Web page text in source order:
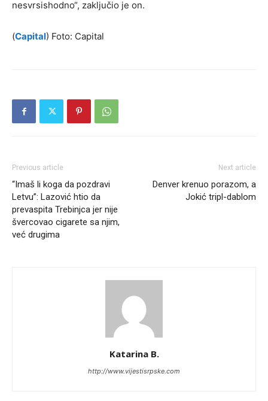
nesvrsishodno“, zaključio je on.
(Capital) Foto: Capital
Previous article
“Imaš li koga da pozdravi
Letvu”: Lazović htio da
prevaspita Trebinjca jer nije
švercovao cigarete sa njim,
već drugima
Next article
Denver krenuo porazom, a
Jokić tripl-dablom
Katarina B.
http://www.vijestisrpske.com